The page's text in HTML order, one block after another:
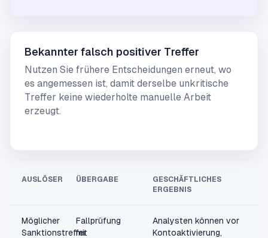
Bekannter falsch positiver Treffer
Nutzen Sie frühere Entscheidungen erneut, wo
es angemessen ist, damit derselbe unkritische
Treffer keine wiederholte manuelle Arbeit
erzeugt.
AUSLÖSER ÜBERGABE
GESCHÄFTLICHES
ERGEBNIS
Möglicher
Sanktionstreffer
Fallprüfung
mit
Analysten können vor
Kontoaktivierung,